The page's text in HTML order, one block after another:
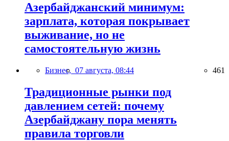
Азербайджанский минимум:
зарплата, которая покрывает
выживание, но не
самостоятельную жизнь
Бизнес, 07 августа, 08:44 461
Традиционные рынки под
давлением сетей: почему
Азербайджану пора менять
правила торговли